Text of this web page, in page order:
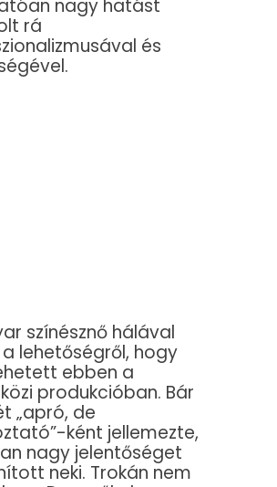
nagy hatást
rá
és
színésznő hálával
lehetőségről, hogy
ebben a
produkcióban. Bár
„apró, de
ként jellemezte,
nagy jelentőséget
neki. Trokán nem